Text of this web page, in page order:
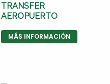
TRANSFER
AEROPUERTO
MÁS INFORMACIÓN